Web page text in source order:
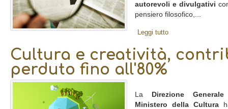
autorevoli e divulgativi
pensiero filosofico,...
Leggi tutto
Cultura e creatività,
perduto fino all'80%
La
Direzione
Ministero della Cultura